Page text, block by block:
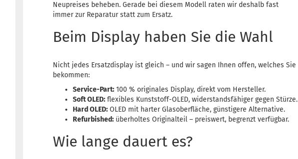
Neupreises beheben. Gerade bei diesem Modell raten wir deshalb fast
immer zur Reparatur statt zum Ersatz.
Beim Display haben Sie die Wahl
Nicht jedes Ersatzdisplay ist gleich – und wir sagen Ihnen offen, welches Sie
bekommen:
Service-Part: 100 % originales Display, direkt vom Hersteller.
Soft OLED: flexibles Kunststoff-OLED, widerstandsfähiger gegen Stürze.
Hard OLED: OLED mit harter Glasoberfläche, günstigere Alternative.
Refurbished: überholtes Originalteil – preiswert, begrenzt verfügbar.
Wie lange dauert es?